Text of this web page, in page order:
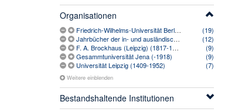
Organisationen
Friedrich-Wilhelms-Universität Berlin (1828-1946)
(19)
Jahrbücher der in- und ausländischen gesammten Medicin (1834-1922)
(12)
F. A. Brockhaus (Leipzig) (1817-1953)
(9)
Gesammtuniversität Jena (-1918)
(9)
Universität Leipzig (1409-1952)
(7)
Weitere einblenden
Bestandshaltende Institutionen